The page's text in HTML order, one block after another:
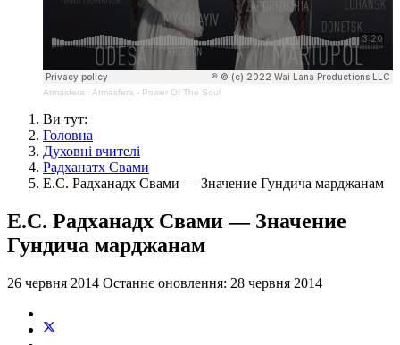
Atmasfera · Atmasfera - Power Of The Soul
Ви тут:
Головна
Духовні вчителі
Радханатх Свами
Е.С. Радханадх Свами — Значение Гундича марджанам
Е.С. Радханадх Свами — Значение
Гундича марджанам
26 червня 2014 Останнє оновлення: 28 червня 2014